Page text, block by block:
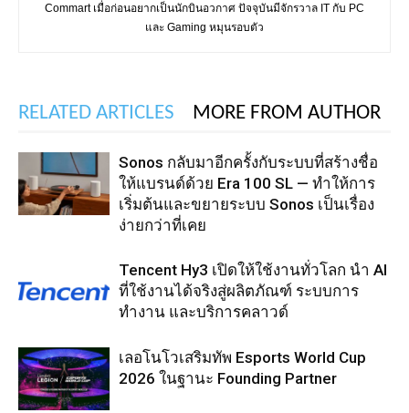
Commart เมื่อก่อนอยากเป็นนักบินอวกาศ ปัจจุบันมีจักรวาล IT กับ PC
และ Gaming หมุนรอบตัว
RELATED ARTICLES MORE FROM AUTHOR
Sonos กลับมาอีกครั้งกับระบบที่สร้างชื่อ
ให้แบรนด์ด้วย Era 100 SL — ทำให้การ
เริ่มต้นและขยายระบบ Sonos เป็นเรื่อง
ง่ายกว่าที่เคย
Tencent Hy3 เปิดให้ใช้งานทั่วโลก นำ AI
ที่ใช้งานได้จริงสู่ผลิตภัณฑ์ ระบบการ
ทำงาน และบริการคลาวด์
เลอโนโวเสริมทัพ Esports World Cup
2026 ในฐานะ Founding Partner